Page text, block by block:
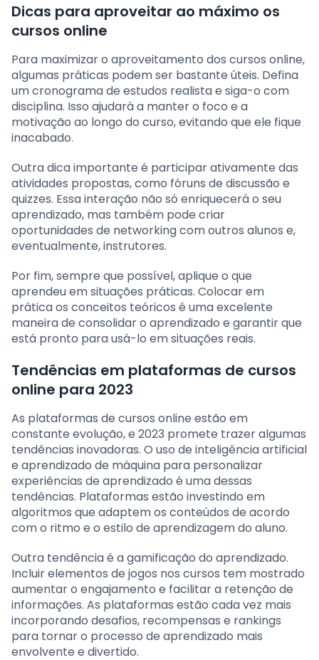
Dicas para aproveitar ao máximo os
cursos online
Para maximizar o aproveitamento dos cursos online,
algumas práticas podem ser bastante úteis. Defina
um cronograma de estudos realista e siga-o com
disciplina. Isso ajudará a manter o foco e a
motivação ao longo do curso, evitando que ele fique
inacabado.
Outra dica importante é participar ativamente das
atividades propostas, como fóruns de discussão e
quizzes. Essa interação não só enriquecerá o seu
aprendizado, mas também pode criar
oportunidades de networking com outros alunos e,
eventualmente, instrutores.
Por fim, sempre que possível, aplique o que
aprendeu em situações práticas. Colocar em
prática os conceitos teóricos é uma excelente
maneira de consolidar o aprendizado e garantir que
está pronto para usá-lo em situações reais.
Tendências em plataformas de cursos
online para 2023
As plataformas de cursos online estão em
constante evolução, e 2023 promete trazer algumas
tendências inovadoras. O uso de inteligência artificial
e aprendizado de máquina para personalizar
experiências de aprendizado é uma dessas
tendências. Plataformas estão investindo em
algoritmos que adaptem os conteúdos de acordo
com o ritmo e o estilo de aprendizagem do aluno.
Outra tendência é a gamificação do aprendizado.
Incluir elementos de jogos nos cursos tem mostrado
aumentar o engajamento e facilitar a retenção de
informações. As plataformas estão cada vez mais
incorporando desafios, recompensas e rankings
para tornar o processo de aprendizado mais
envolvente e divertido.